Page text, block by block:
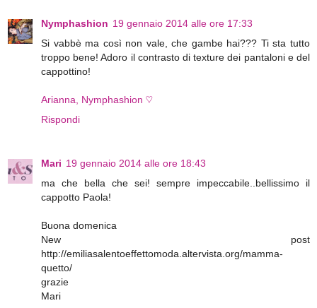
Nymphashion 19 gennaio 2014 alle ore 17:33
Si vabbè ma così non vale, che gambe hai??? Ti sta tutto
troppo bene! Adoro il contrasto di texture dei pantaloni e del
cappottino!
Arianna, Nymphashion ♡
Rispondi
Mari 19 gennaio 2014 alle ore 18:43
ma che bella che sei! sempre impeccabile..bellissimo il
cappotto Paola!
Buona domenica
New post
http://emiliasalentoeffettomoda.altervista.org/mamma-
quetto/
grazie
Mari